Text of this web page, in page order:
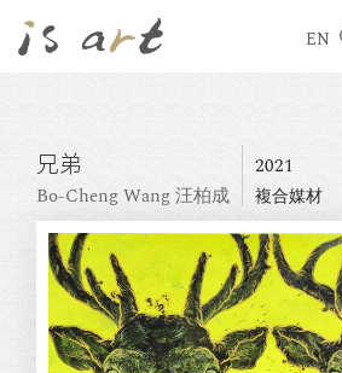
EN
兄弟
Bo-Cheng Wang 汪柏成
2021
複合媒材